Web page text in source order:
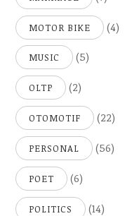
MOTOR BIKE (4)
MUSIC (5)
OLTP (2)
OTOMOTIF (22)
PERSONAL (56)
POET (6)
POLITICS (14)